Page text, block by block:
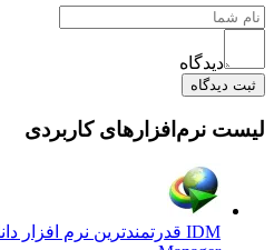
دیدگاه
ثبت دیدگاه
لیست نرم‌افزارهای کاربردی
IDM قدرتمندترین نرم افزار دانلود